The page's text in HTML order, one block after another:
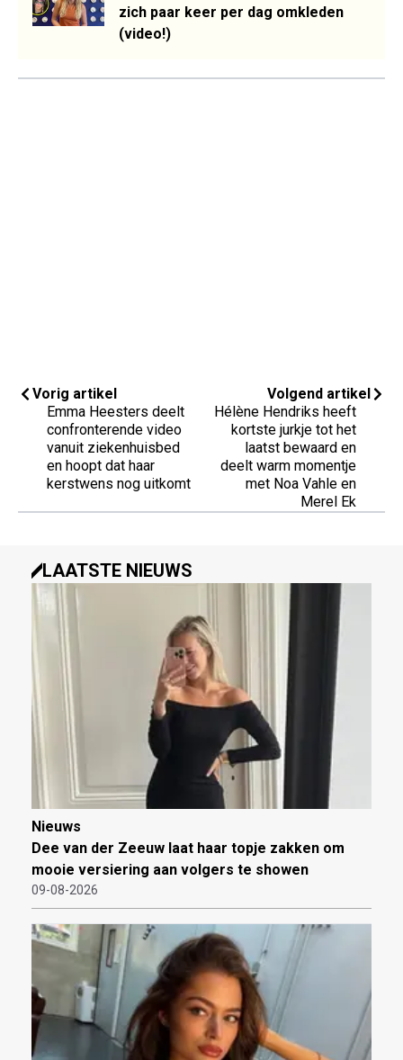
zich paar keer per dag omkleden
(video!)
Vorig artikel
Emma Heesters deelt
confronterende video
vanuit ziekenhuisbed
en hoopt dat haar
kerstwens nog uitkomt
Volgend artikel
Hélène Hendriks heeft
kortste jurkje tot het
laatst bewaard en
deelt warm momentje
met Noa Vahle en
Merel Ek
LAATSTE NIEUWS
Nieuws
Dee van der Zeeuw laat haar topje zakken om
mooie versiering aan volgers te showen
09-08-2026